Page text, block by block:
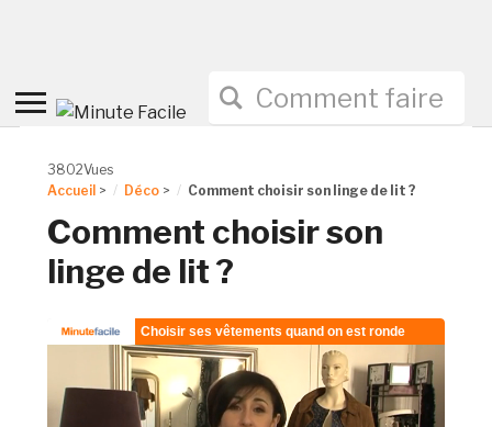
Toggle
&
navigation
3802Vues
Accueil > Déco > Comment choisir son linge de lit ?
Comment choisir son
linge de lit ?